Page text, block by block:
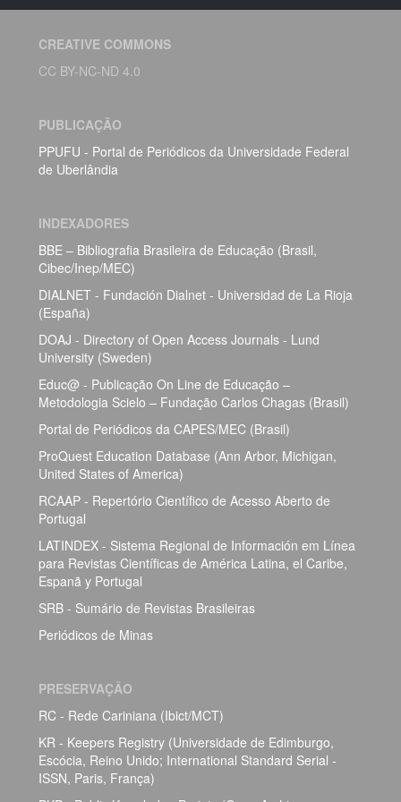
CREATIVE COMMONS
CC BY-NC-ND 4.0
PUBLICAÇÃO
PPUFU - Portal de Periódicos da Universidade Federal
de Uberlândia
INDEXADORES
BBE – Bibliografia Brasileira de Educação (Brasil,
Cibec/Inep/MEC)
DIALNET - Fundación Dialnet - Universidad de La Rioja
(España)
DOAJ - Directory of Open Access Journals - Lund
University (Sweden)
Educ@ - Publicação On Line de Educação –
Metodologia Scielo – Fundação Carlos Chagas (Brasil)
Portal de Periódicos da CAPES/MEC (Brasil)
ProQuest Education Database (Ann Arbor, Michigan,
United States of America)
RCAAP - Repertório Científico de Acesso Aberto de
Portugal
LATINDEX - Sistema Regional de Información em Línea
para Revistas Científicas de América Latina, el Caribe,
Espanã y Portugal
SRB - Sumário de Revistas Brasileiras
Periódicos de Minas
PRESERVAÇÃO
RC - Rede Cariniana (Ibict/MCT)
KR - Keepers Registry (Universidade de Edimburgo,
Escócia, Reino Unido; International Standard Serial -
ISSN, Paris, França)